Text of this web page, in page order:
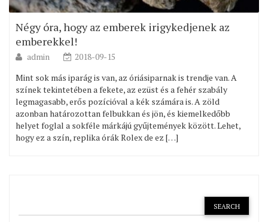
Négy óra, hogy az emberek irigykedjenek az
emberekkel!
admin
2018-09-15
Mint sok más iparág is van, az óriásiparnak is trendje van. A
színek tekintetében a fekete, az ezüst és a fehér szabály
legmagasabb, erős pozícióval a kék számára is. A zöld
azonban határozottan felbukkan és jön, és kiemelkedőbb
helyet foglal a sokféle márkájú gyűjtemények között. Lehet,
hogy ez a szín, replika órák Rolex de ez […]